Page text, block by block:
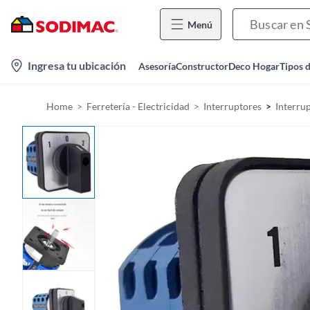
Menú
Ingresa tu ubicación AsesoríaConstructorDeco HogarTipos
Home Ferretería - Electricidad Interruptores